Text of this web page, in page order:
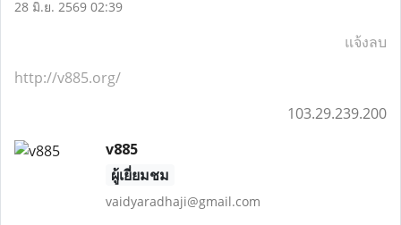
28 มิ.ย. 2569 02:39
แจ้งลบ
http://v885.org/
103.29.239.200
v885
ผู้เยี่ยมชม
vaidyaradhaji@gmail.com